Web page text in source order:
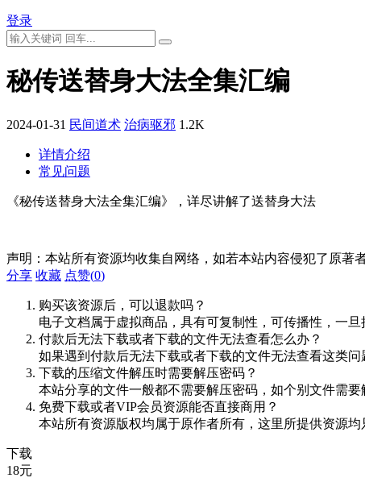
登录
秘传送替身大法全集汇编
2024-01-31 民间道术 治病驱邪 1.2K
详情介绍
常见问题
《秘传送替身大法全集汇编》，详尽讲解了送替身大法
声明：本站所有资源均收集自网络，如若本站内容侵犯了原著
分享 收藏 点赞(0)
购买该资源后，可以退款吗？
电子文档属于虚拟商品，具有可复制性，可传播性，一
付款后无法下载或者下载的文件无法查看怎么办？
如果遇到付款后无法下载或者下载的文件无法查看这类
下载的压缩文件解压时需要解压密码？
本站分享的文件一般都不需要解压密码，如个别文件需
免费下载或者VIP会员资源能否直接商用？
本站所有资源版权均属于原作者所有，这里所提供资源
下载
18元